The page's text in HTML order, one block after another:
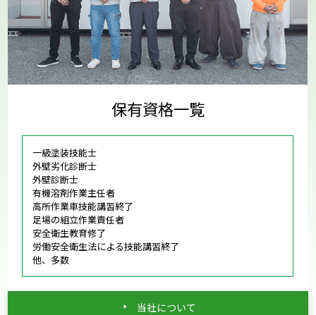
保有資格一覧
一級塗装技能士
外壁劣化診断士
外壁診断士
有機溶剤作業主任者
高所作業車技能講習終了
足場の組立作業責任者
安全衛生教育修了
労働安全衛生法による技能講習終了
他、多数
当社について